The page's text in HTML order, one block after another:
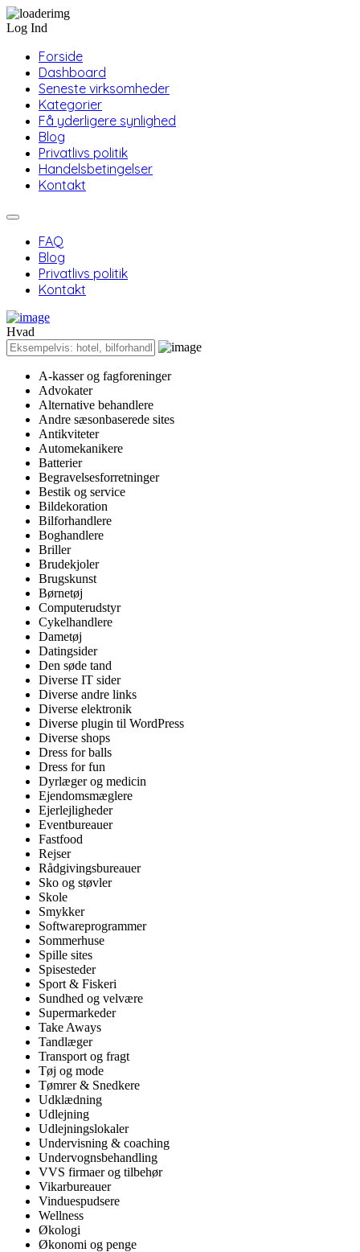
Log Ind
Forside
Dashboard
Seneste virksomheder
Kategorier
Få yderligere synlighed
Blog
Privatlivs politik
Handelsbetingelser
Kontakt
FAQ
Blog
Privatlivs politik
Kontakt
Hvad
A-kasser og fagforeninger
Advokater
Alternative behandlere
Andre sæsonbaserede sites
Antikviteter
Automekanikere
Batterier
Begravelsesforretninger
Bestik og service
Bildekoration
Bilforhandlere
Boghandlere
Briller
Brudekjoler
Brugskunst
Børnetøj
Computerudstyr
Cykelhandlere
Dametøj
Datingsider
Den søde tand
Diverse IT sider
Diverse andre links
Diverse elektronik
Diverse plugin til WordPress
Diverse shops
Dress for balls
Dress for fun
Dyrlæger og medicin
Ejendomsmæglere
Ejerlejligheder
Eventbureauer
Fastfood
Rejser
Rådgivingsbureauer
Sko og støvler
Skole
Smykker
Softwareprogrammer
Sommerhuse
Spille sites
Spisesteder
Sport & Fiskeri
Sundhed og velvære
Supermarkeder
Take Aways
Tandlæger
Transport og fragt
Tøj og mode
Tømrer & Snedkere
Udklædning
Udlejning
Udlejningslokaler
Undervisning & coaching
Undervognsbehandling
VVS firmaer og tilbehør
Vikarbureauer
Vinduespudsere
Wellness
Økologi
Økonomi og penge